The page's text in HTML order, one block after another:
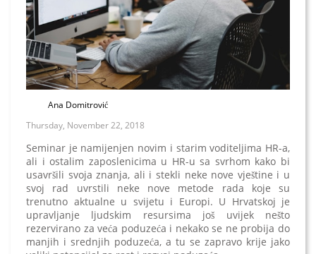
Ana Domitrović
Thursday, November 22, 2018
Seminar je namijenjen novim i starim voditeljima HR-a,
ali i ostalim zaposlenicima u HR-u sa svrhom kako bi
usavršili svoja znanja, ali i stekli neke nove vještine i u
svoj rad uvrstili neke nove metode rada koje su
trenutno aktualne u svijetu i Europi. U Hrvatskoj je
upravljanje ljudskim resursima još uvijek nešto
rezervirano za veća poduzeća i nekako se ne probija do
manjih i srednjih poduzeća, a tu se zapravo krije jako